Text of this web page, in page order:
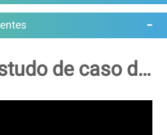
Root Group - Estudo de caso de sucesso do cliente